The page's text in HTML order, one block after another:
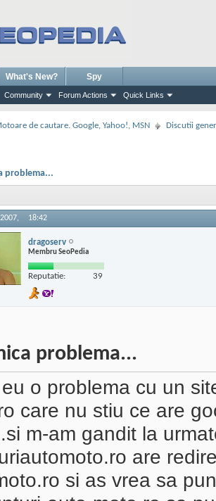
Community Forum Actions Quick Links
What's New? Spy
de cautare. Google, Yahoo!, MSN Discutii
problema...
18:42
dragoserv
Membru SeoPedia
Reputatie: 39
problema...
o problema cu un
care nu stiu ce are
m-am gandit la
are
si as vrea sa